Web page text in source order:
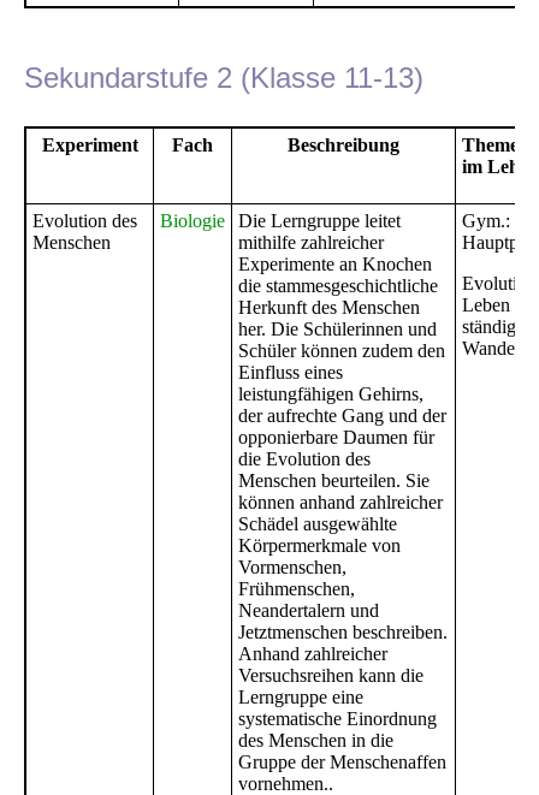
Sekundarstufe 2 (Klasse 11-13)
Experiment Fach Beschreibung
im
Evolution des
Menschen
Biologie
Die Lerngruppe leitet
mithilfe zahlreicher
Experimente an Knochen
die stammesgeschichtliche
Herkunft des Menschen
her. Die Schülerinnen und
Schüler können zudem den
Einfluss eines
leistungfähigen Gehirns,
der aufrechte Gang und der
opponierbare Daumen für
die Evolution des
Menschen beurteilen. Sie
können anhand zahlreicher
Schädel ausgewählte
Körpermerkmale von
Vormenschen,
Frühmenschen,
Neandertalern und
Jetztmenschen beschreiben.
Anhand zahlreicher
Versuchsreihen kann die
Lerngruppe eine
systematische Einordnung
des Menschen in die
Gruppe der Menschenaffen
vornehmen..
Gym.:
Leben ist
ständigen
Wandel